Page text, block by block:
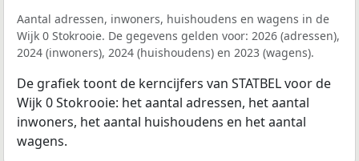
Aantal adressen, inwoners, huishoudens en wagens in de
Wijk 0 Stokrooie. De gegevens gelden voor: 2026 (adressen),
2024 (inwoners), 2024 (huishoudens) en 2023 (wagens).
De grafiek toont de kerncijfers van STATBEL voor de
Wijk 0 Stokrooie: het aantal adressen, het aantal
inwoners, het aantal huishoudens en het aantal
wagens.